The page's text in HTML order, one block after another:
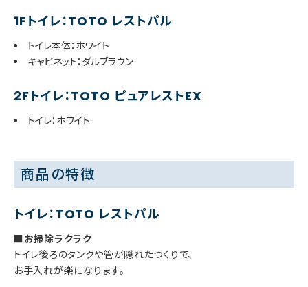
1Fトイレ：TOTO レストパル
トイレ本体：ホワイト
キャビネット：ダルブラウン
2Fトイレ：TOTO ピュアレストEX
トイレ：ホワイト
商品の特徴
トイレ：TOTO レストパル
■お掃除ラクラク
トイレ後ろのタンクや管が隠れたつくりで、
お手入れが楽になります。